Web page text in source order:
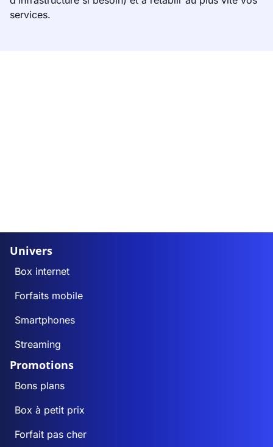
services.
Univers
Box internet
Forfaits mobile
Smartphones
Streaming
Promotions
Bons plans
Box à petit prix
Forfait pas cher